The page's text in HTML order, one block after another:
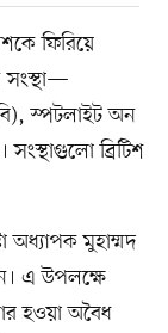
ফিরিয়ে
সংস্থা—
স্পটলাইট অন
সংস্থাগুলো ব্রিটিশ
অধ্যাপক মুহাম্মদ
এ উপলক্ষে
হওয়া অবৈধ